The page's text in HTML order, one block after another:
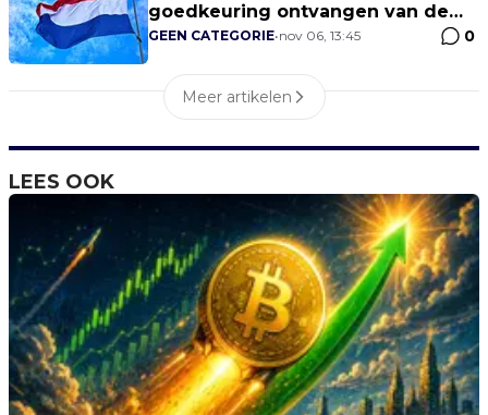
goedkeuring ontvangen van de
Nederlandsche Bank
GEEN CATEGORIE•nov 06, 13:45 0
Meer artikelen
LEES OOK